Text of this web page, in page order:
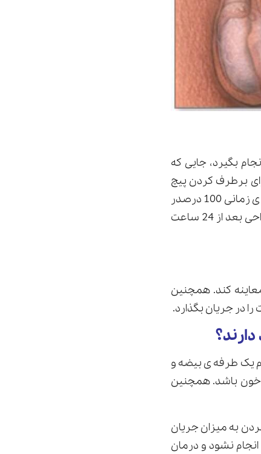
بگیرد، جایی که
برطرف کردن پیچ
خوردگی بیضه ها یک محدوده ی زمانی شش ساعته وجود دارد، درمان جراحی در این بازه ی زمانی 100 درصدر
مشکل بیضه را برطرف میکند. بعد از شش ساعت، درصد بهبودی پایین می آید، و اگر جراحی بعد از 24 ساعت
کند. همچنین
در جریان بگذارد.
یک طرفه ی بیضه و
خون باشد. همچنین
به میزان جریان
نشود و درمان